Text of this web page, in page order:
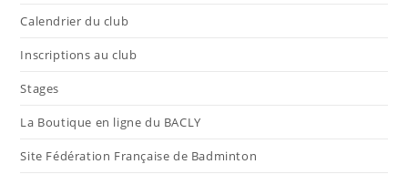
Calendrier du club
Inscriptions au club
Stages
La Boutique en ligne du BACLY
Site Fédération Française de Badminton